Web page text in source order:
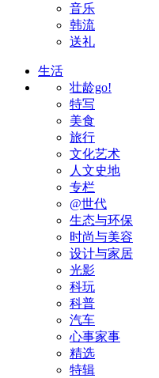
音乐
韩流
送礼
生活
壮龄go!
特写
美食
旅行
文化艺术
人文史地
专栏
@世代
生态与环保
时尚与美容
设计与家居
光影
科玩
科普
汽车
心事家事
精选
特辑